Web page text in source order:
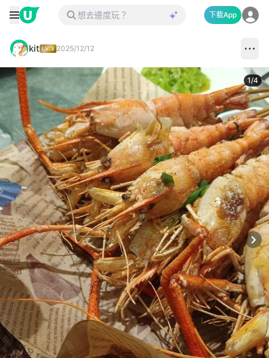
下載App
kit 2025/12/12
1/4